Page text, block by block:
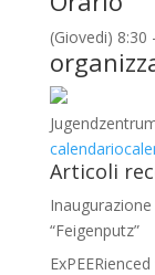
(Giovedi) 8:30
calendario
Articoli
“Feigenputz”